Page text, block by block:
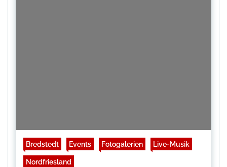
Bredstedt Events Fotogalerien Live-Musik
Nordfriesland